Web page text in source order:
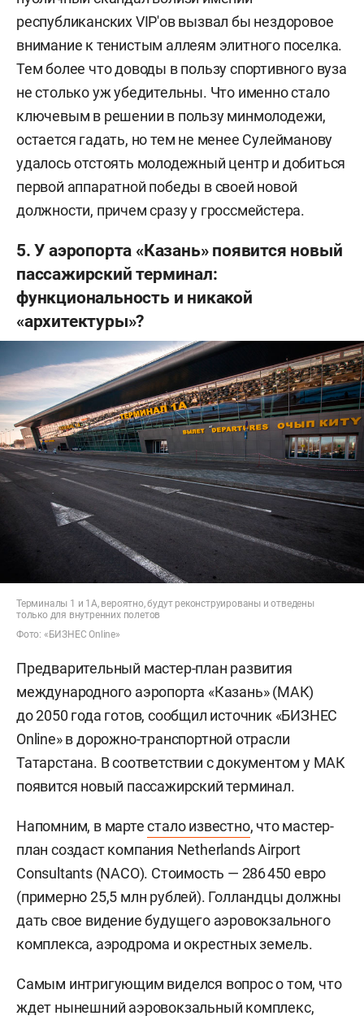
республиканских VIP'ов вызвал бы нездоровое
внимание к тенистым аллеям элитного поселка.
Тем более что доводы в пользу спортивного вуза
не столько уж убедительны. Что именно стало
ключевым в решении в пользу минмолодежи,
остается гадать, но тем не менее Сулейманову
удалось отстоять молодежный центр и добиться
первой аппаратной победы в своей новой
должности, причем сразу у гроссмейстера.
5. У аэропорта «Казань» появится новый
пассажирский терминал:
функциональность и никакой
«архитектуры»?
Терминалы 1 и 1А, вероятно, будут реконструированы и отведены
только для внутренних полетов
Фото: «БИЗНЕС Online»
Предварительный мастер-план развития
международного аэропорта «Казань» (МАК)
до 2050 года готов, сообщил источник «БИЗНЕС
Online» в дорожно-транспортной отрасли
Татарстана. В соответствии с документом у МАК
появится новый пассажирский терминал.
Напомним, в мартестало известно, что мастер-
план создаст компания Netherlands Airport
Consultants (NACO). Стоимость — 286 450 евро
(примерно 25,5 млн рублей). Голландцы должны
дать свое видение будущего аэровокзального
комплекса, аэродрома и окрестных земель.
Самым интригующим виделся вопрос о том, что
ждет нынешний аэровокзальный комплекс,